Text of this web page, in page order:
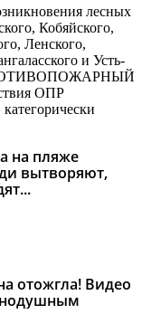
лесных
Кобяйского,
Ленского,
и Усть-
ОПР
на пляже
вытворяют,
отожгла! Видео